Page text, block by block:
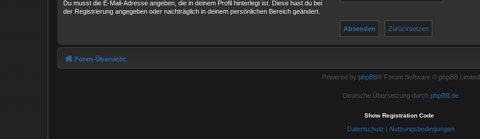
Du musst die E-Mail-Adresse angeben, die in deinem Profil hinterlegt ist. Diese hast du bei
der Registrierung angegeben oder nachträglich in deinem persönlichen Bereich geändert.
Foren-Übersicht
Powered by phpBB® Forum Software © phpBB Limited
Deutsche Übersetzung durch phpBB.de
Show Registration Code
Datenschutz | Nutzungsbedingungen